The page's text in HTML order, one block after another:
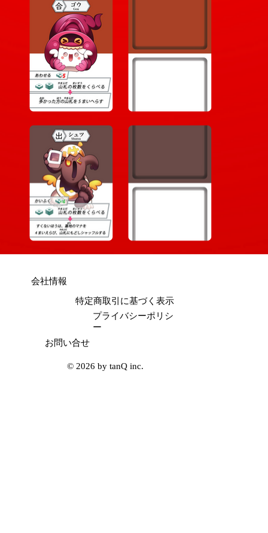
カードリスト一覧へもどる
会社情報
特定商取引に基づく表示
お問い合せ
プライバシーポリシ
ー
© 2026 by tanQ inc.